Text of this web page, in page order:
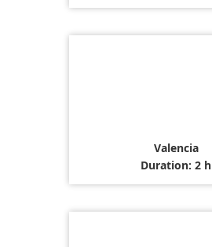
Valencia
Duration: 2 h